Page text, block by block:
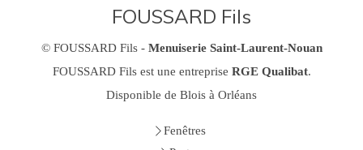
FOUSSARD Fils
© FOUSSARD Fils - Menuiserie Saint-Laurent-Nouan
FOUSSARD Fils est une entreprise RGE Qualibat.
Disponible de Blois à Orléans
Fenêtres